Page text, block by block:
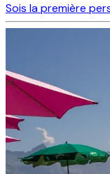
Sois la première